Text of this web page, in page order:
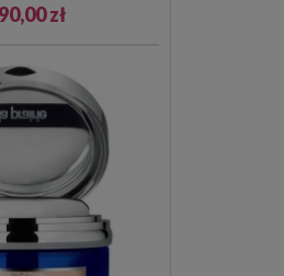
zł